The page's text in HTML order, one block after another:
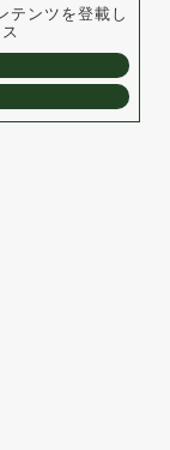
テンツを登載し